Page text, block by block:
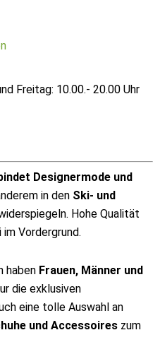
Freitag: 10.00.- 20.00 Uhr
Designermode und
in den Ski- und
Hohe Qualität
Vordergrund.
haben Frauen, Männer und
die exklusiven
eine tolle Auswahl an
und Accessoires zum